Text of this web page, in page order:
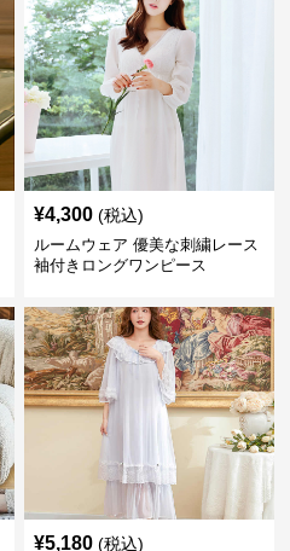
¥4,300 (税込)
ルームウェア 優美な刺繍レース
袖付きロングワンピース
¥5,180 (税込)